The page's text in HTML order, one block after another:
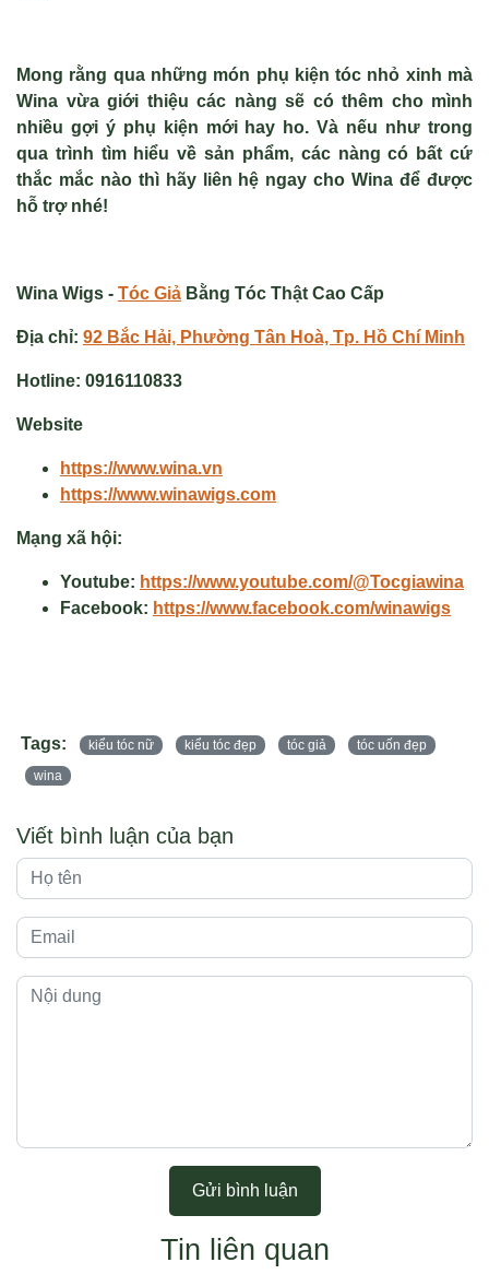
Mong rằng qua những món phụ kiện tóc nhỏ xinh mà
Wina vừa giới thiệu các nàng sẽ có thêm cho mình
nhiều gợi ý phụ kiện mới hay ho. Và nếu như trong
qua trình tìm hiểu về sản phẩm, các nàng có bất cứ
thắc mắc nào thì hãy liên hệ ngay cho Wina để được
hỗ trợ nhé!
Wina Wigs - Tóc Giả Bằng Tóc Thật Cao Cấp
Địa chỉ: 92 Bắc Hải, Phường Tân Hoà, Tp. Hồ Chí Minh
Hotline: 0916110833
Website
https://www.wina.vn
https://www.winawigs.com
Mạng xã hội:
Youtube: https://www.youtube.com/@Tocgiawina
Facebook: https://www.facebook.com/winawigs
Tags: kiểu tóc nữ kiểu tóc đẹp tóc giả
tóc uốn đẹp
wina
Viết bình luận của bạn
Gửi bình luận
Tin liên quan